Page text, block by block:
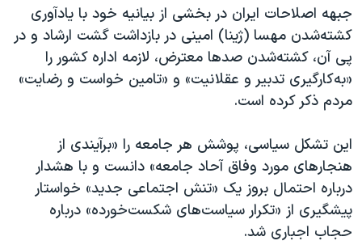
همایش محافظه‌کاران آمریکا «سی‌پک»
صفحه‌های ویژه
سفر پرزیدنت ترامپ به چین
جبهه اصلاحات ایران در بخشی از بیانیه خود با یادآوری
کشته‌شدن مهسا (ژینا) امینی در بازداشت گشت ارشاد و در
پی آن، کشته‌شدن صدها معترض، لازمه اداره کشور را
«به‌کارگیری تدبیر و عقلانیت» و «تامین خواست و رضایت»
مردم ذکر کرده است.
این تشکل سیاسی، پوشش هر جامعه را «برآیندی از
هنجارهای مورد وفاق آحاد جامعه» دانست و با هشدار
درباره احتمال بروز یک «تنش اجتماعی جدید» خواستار
پیشگیری از «تکرار سیاست‌های شکست‌خورده» درباره
حجاب اجباری شد.